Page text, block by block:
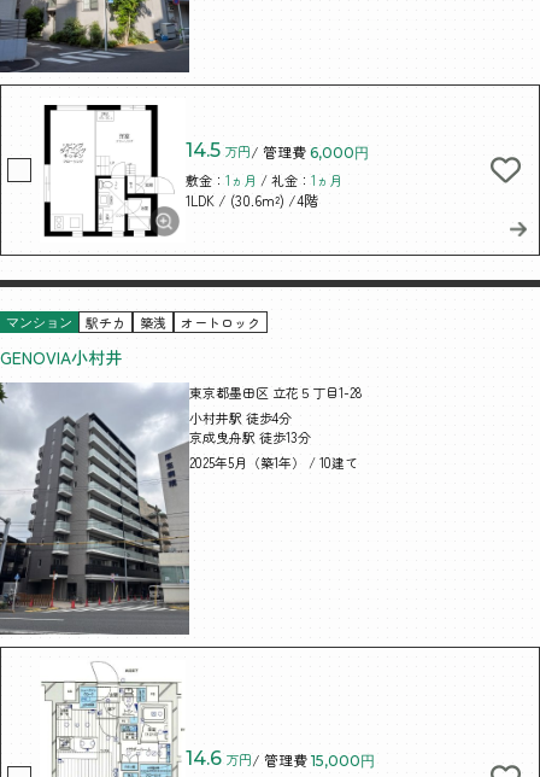
14.5 万円/ 管理費 6,000円
敷金：1ヵ月 / 礼金：1ヵ月
1LDK / (30.6m²) /4階
マンション 駅チカ 築浅 オートロック
GENOVIA小村井
東京都墨田区 立花５丁目1-28
小村井駅 徒歩4分
京成曳舟駅 徒歩13分
2025年5月（築1年） / 10建て
14.6 万円/ 管理費 15,000円